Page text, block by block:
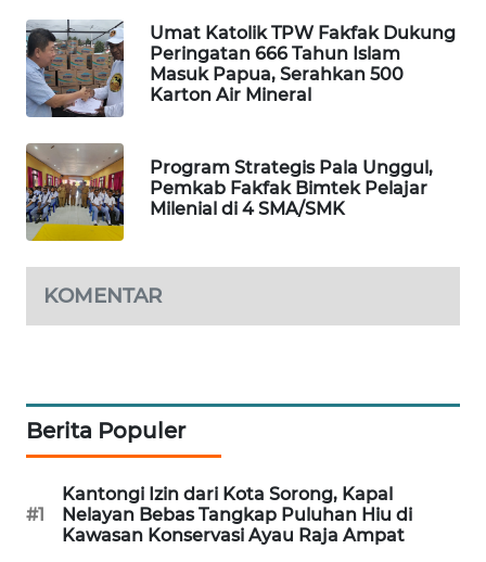
Umat Katolik TPW Fakfak Dukung
Peringatan 666 Tahun Islam
Masuk Papua, Serahkan 500
Karton Air Mineral
Program Strategis Pala Unggul,
Pemkab Fakfak Bimtek Pelajar
Milenial di 4 SMA/SMK
KOMENTAR
Berita Populer
#1
Kantongi Izin dari Kota Sorong, Kapal
Nelayan Bebas Tangkap Puluhan Hiu di
Kawasan Konservasi Ayau Raja Ampat
PORTAL
KONSUMEN
FORWAMKI
ALPERKLINAS
TAMBANG
SIDIKALANG
SIBARAGAS